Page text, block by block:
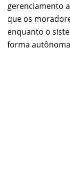
gerenciamento
que os
enquanto o
forma